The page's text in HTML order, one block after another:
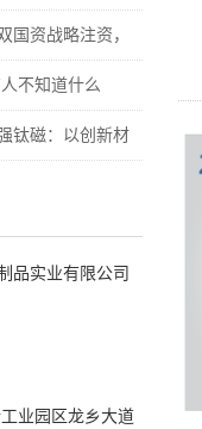
国资战略注资，
不知道什么
钛磁：以创新材
品实业有限公司
业园区龙乡大道